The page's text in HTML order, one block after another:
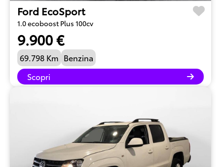
Ford EcoSport
1.0 ecoboost Plus 100cv
9.900 €
69.798 Km Benzina
Scopri